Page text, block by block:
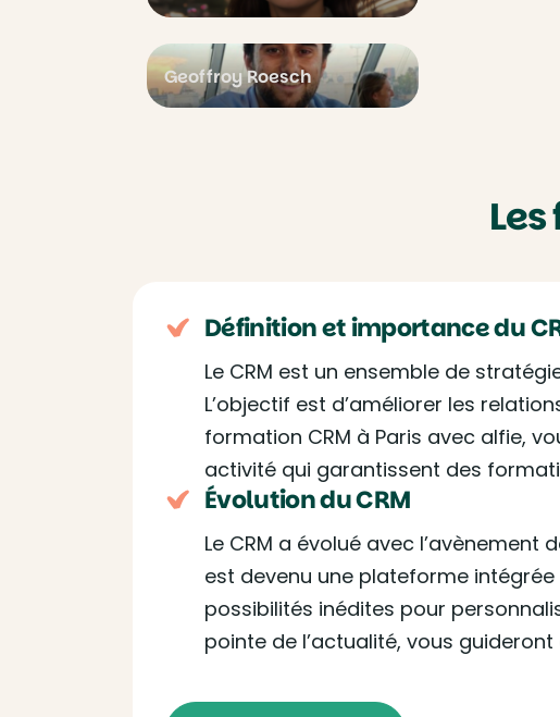
Geoffroy Roesch
Définition et importance du
Le CRM est un ensemble de
L’objectif est d’améliorer les
formation CRM à Paris avec alfie,
activité qui garantissent des
Évolution du CRM
Le CRM a évolué avec
est devenu une plateforme
possibilités inédites pour
pointe de l’actualité, vous